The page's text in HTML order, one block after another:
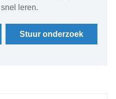
leren.
Stuur onderzoek